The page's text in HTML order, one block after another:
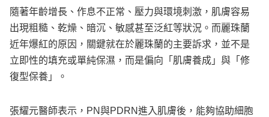
隨著年齡增長、作息不正常、壓力與環境刺激，肌膚容易
出現粗糙、乾燥、暗沉、敏感甚至泛紅等狀況。而麗珠蘭
近年爆紅的原因，關鍵就在於麗珠蘭的主要訴求，並不是
立即性的填充或單純保濕，而是偏向「肌膚養成」與「修
復型保養」。
張耀元醫師表示，PN與PDRN進入肌膚後，能夠協助細胞